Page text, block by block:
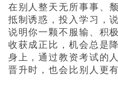
在别人整天无所事事、
抵制诱惑，投入学习，
说明你一颗不服输、积
收获成正比，机会总是
身上，通过教资考试的
晋升时，也会比别人更